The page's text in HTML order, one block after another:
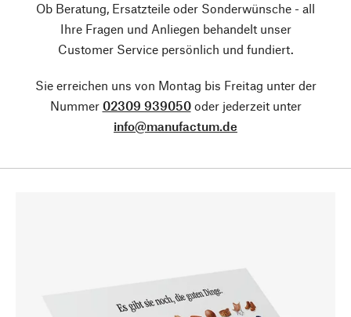
Ob Beratung, Ersatzteile oder Sonderwünsche - all
Ihre Fragen und Anliegen behandelt unser
Customer Service persönlich und fundiert.
Sie erreichen uns von Montag bis Freitag unter der
Nummer 02309 939050oder jederzeit unter
info@manufactum.de